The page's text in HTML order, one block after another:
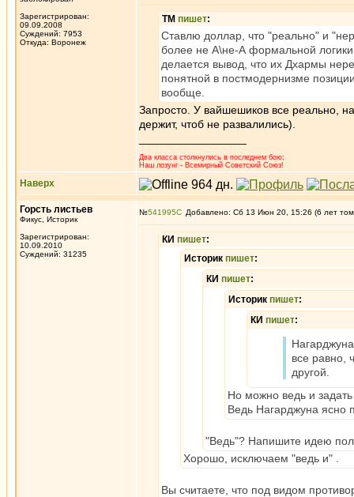
Зарегистрирован:
09.09.2008
Суждений: 7953
Откуда: Воронеж
ТМ пишет:
Ставлю доллар, что "реально" и
более не А\не-А формальной
делается вывод, что их Дхармы
понятной в постмодернизме
вообще.
Запросто. У вайшешиков все реально,
держит, чтоб не развалились).
Два класса столкнулись в последнем бою;
Наш лозунг - Всемирный Советский Союз!
Наверх
Горсть листьев
Фикус, Историк
Зарегистрирован:
10.09.2010
Суждений: 31235
№541995 Добавлено: Сб 13 Июн 20, 15:26 (6 лет
КИ пишет:
Историк пишет:
КИ пишет:
Историк пишет:
КИ пишет:
все равно,
другой.
Но можно ведь и
Ведь Нагарджуна ясно
"Ведь"? Напишите идею
Хорошо, исключаем "ведь и" .
Вы считаете, что под видом